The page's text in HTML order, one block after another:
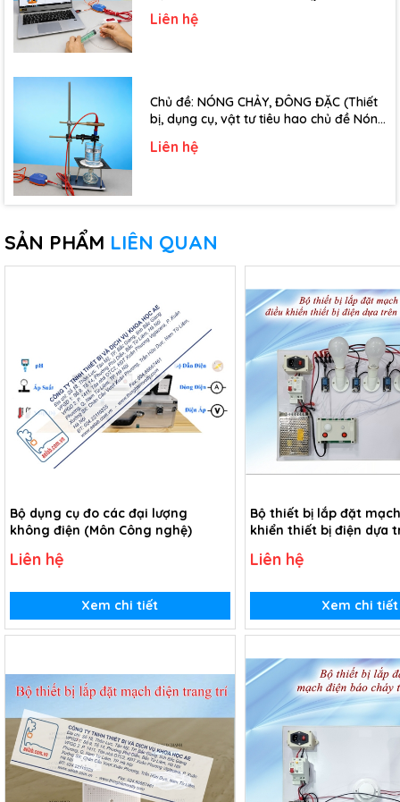
Liên hệ
Chủ đề: NÓNG CHẢY, ĐÔNG ĐẶC (Thiết
bị, dụng cụ, vật tư tiêu hao chủ đề Nóng
Liên hệ
SẢN PHẨM LIÊN QUAN
Bộ dụng cụ đo các đại lượng
không điện (Môn Công nghệ)
Liên hệ
Xem chi tiết
Bộ thiết bị lắp đặt
khiển thiết bị điện dựa
Liên hệ
Xem chi tiết